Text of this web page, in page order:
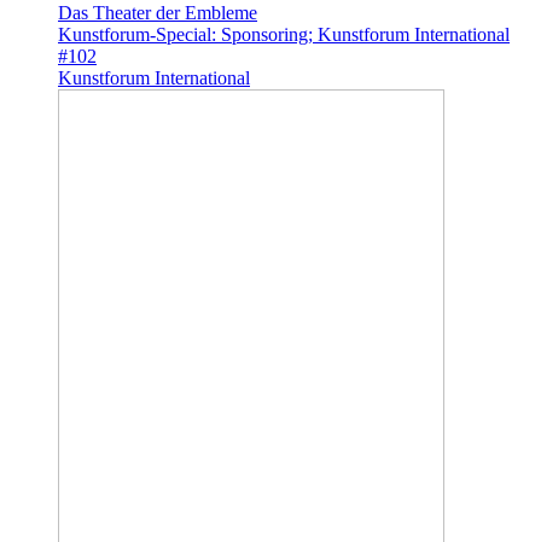
Das Theater der Embleme
Kunstforum-Special: Sponsoring; Kunstforum International
#102
Kunstforum International